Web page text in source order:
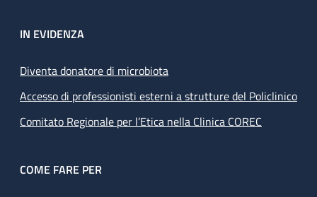
IN EVIDENZA
Diventa donatore di microbiota
Accesso di professionisti esterni a strutture del Policlinico
Comitato Regionale per l’Etica nella Clinica COREC
COME FARE PER